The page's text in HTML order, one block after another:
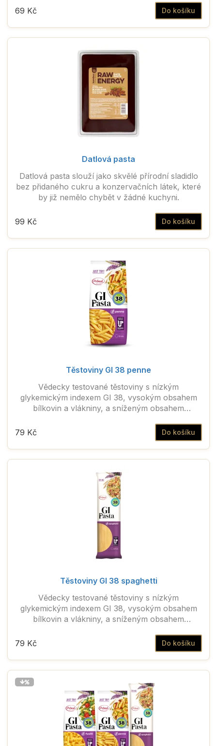
Do košíku
69 Kč
Datlová pasta
Datlová pasta slouží jako skvělé přírodní sladidlo
bez přidaného cukru a konzervačních látek, které
by již nemělo chybět v žádné kuchyni.
Do košíku
99 Kč
Těstoviny GI 38 penne
Vědecky testované těstoviny s nízkým
glykemickým indexem GI 38, vysokým obsahem
bílkovin a vlákniny, a sníženým obsahem
Do košíku
79 Kč
Těstoviny GI 38 spaghetti
Vědecky testované těstoviny s nízkým
glykemickým indexem GI 38, vysokým obsahem
bílkovin a vlákniny, a sníženým obsahem
Do košíku
79 Kč